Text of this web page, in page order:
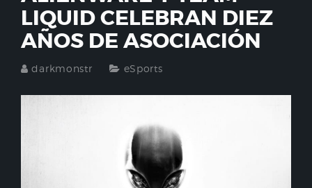
LIQUID CELEBRAN DIEZ
AÑOS DE ASOCIACIÓN
darkmonstr eSports